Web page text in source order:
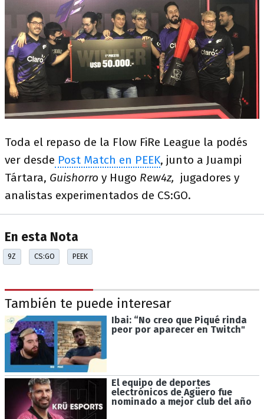
Toda el repaso de la Flow FiRe League la podés
ver desde Post Match en PEEK, junto a Juampi
Tártara, Guishorro y Hugo Rew4z, jugadores y
analistas experimentados de CS:GO.
En esta Nota
9Z CS:GO PEEK
También te puede interesar
Ibai: “No creo que Piqué rinda
peor por aparecer en Twitch"
El equipo de deportes
electrónicos de Agüero fue
nominado a mejor club del año